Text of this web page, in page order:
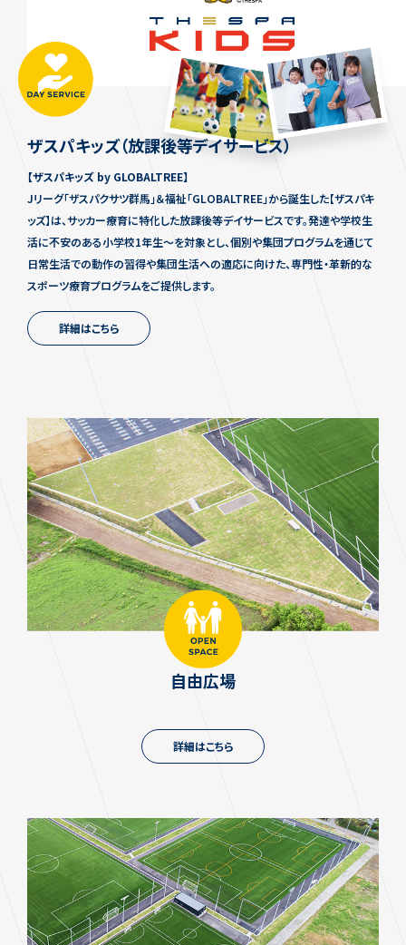
ザスパキッズ（放課後等デイサービス）
【ザスパキッズ by GLOBALTREE】
Jリーグ「ザスパクサツ群馬」＆福祉「GLOBALTREE」から誕生した【ザスパキ
ッズ】は、サッカー療育に特化した放課後等デイサービスです。発達や学校生
活に不安のある小学校1年生〜を対象とし、個別や集団プログラムを通じて
日常生活での動作の習得や集団生活への適応に向けた、専門性・革新的な
スポーツ療育プログラムをご提供します。
詳細はこちら
自由広場
詳細はこちら